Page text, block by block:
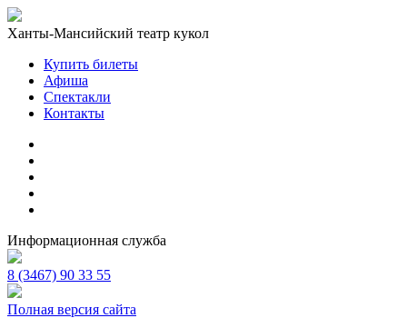
Ханты-Мансийский театр кукол
Купить билеты
Афиша
Спектакли
Контакты
Информационная служба
8 (3467) 90 33 55
Полная версия сайта